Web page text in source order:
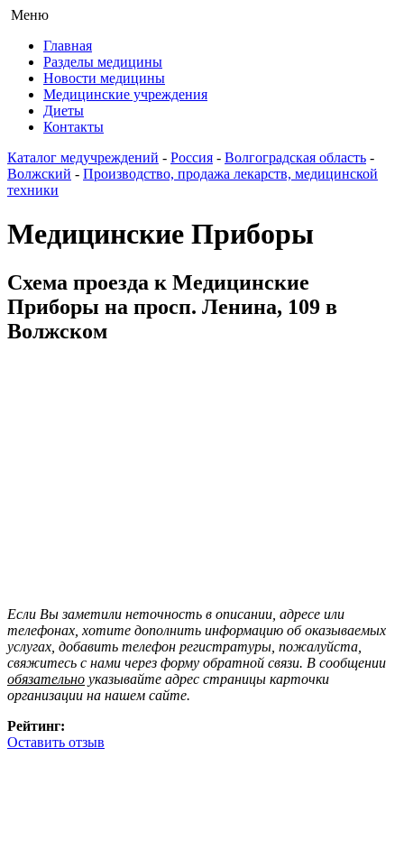
Меню
Главная
Разделы медицины
Новости медицины
Медицинские учреждения
Диеты
Контакты
Каталог медучреждений - Россия - Волгоградская область -
Волжский - Производство, продажа лекарств, медицинской
техники
Медицинские Приборы
Схема проезда к Медицинские
Приборы на просп. Ленина, 109 в
Волжском
Если Вы заметили неточность в описании, адресе или
телефонах, хотите дополнить информацию об оказываемых
услугах, добавить телефон регистратуры, пожалуйста,
свяжитесь с нами через форму обратной связи. В сообщении
обязательно указывайте адрес страницы карточки
организации на нашем сайте.
Рейтинг:
Оставить отзыв